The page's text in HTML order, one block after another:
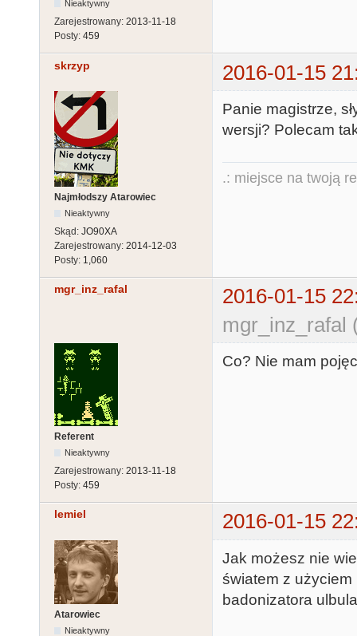
Nieaktywny
Zarejestrowany: 2013-11-18
Posty: 459
skrzyp 2016-01-15
Najmłodszy Atarowiec
Nieaktywny
Skąd: JO90XA
Zarejestrowany: 2014-12-03
Posty: 1,060
Panie magistrze,
wersji? Polecam
.: miejsce na twoją
mgr_inz_rafal
2016-01-15
mgr_inz_rafal
Referent
Nieaktywny
Zarejestrowany: 2013-11-18
Posty: 459
Co? Nie mam
lemiel 2016-01-15
Atarowiec
Nieaktywny
Jak możesz nie
światem z
badonizatora